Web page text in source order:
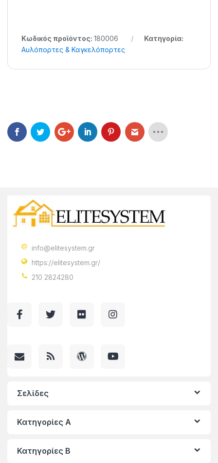
Κωδικός προϊόντος: 180006
Κατηγορία:
Αυλόπορτες & Καγκελόπορτες
info@elitesystem.gr
https://elitesystem.gr/
210 2824280
Σελίδες
Κατηγορίες A
Κατηγορίες Β